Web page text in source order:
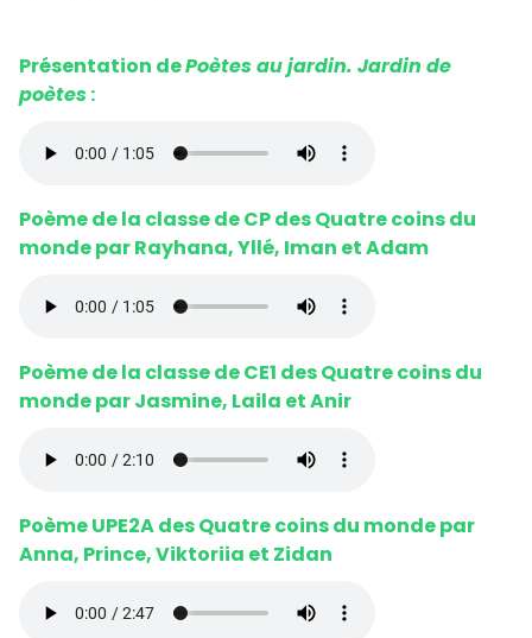
Présentation dePoètes au jardin. Jardin de
poètes:
Poème de la classe de CP des Quatre coins du
monde par Rayhana, Yllé, Iman et Adam
Poème de la classe de CE1 des Quatre coins du
monde par Jasmine, Laila et Anir
Poème UPE2A des Quatre coins du monde par
Anna, Prince, Viktoriia et Zidan